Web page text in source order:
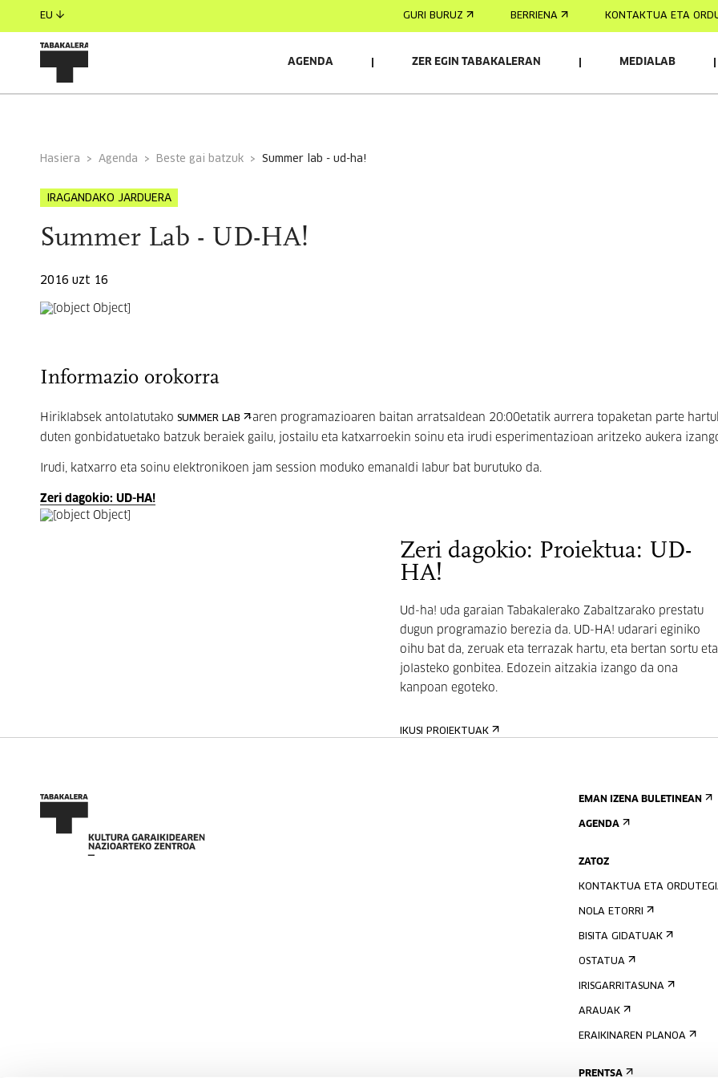
EU GURI BURUZ BERRIENA KONTAKTUA ETA
AGENDA ZER EGIN TABAKALERAN MEDIALAB
Hasiera Agenda Beste gai batzuk summer lab - ud-ha!
IRAGANDAKO JARDUERA
Summer Lab - UD-HA!
2016 uzt 16
Informazio orokorra
Hiriklabsek antolatutako SUMMER LAB
-aren programazioaren baitan arratsaldean 20:00etatik aurrera topaketan parte
duten gonbidatuetako batzuk beraiek gailu, jostailu eta katxarroekin soinu eta irudi esperimentazioan aritzeko aukera
Irudi, katxarro eta soinu elektronikoen jam session moduko emanaldi labur bat burutuko da.
Zeri dagokio: UD-HA!
Zeri dagokio: Proiektua: UD-
HA!
Ud-ha! uda garaian Tabakalerako Zabaltzarako prestatu
dugun programazio berezia da. UD-HA! udarari eginiko
oihu bat da, zeruak eta terrazak hartu, eta bertan sortu eta
jolasteko gonbitea. Edozein aitzakia izango da ona
kanpoan egoteko.
IKUSI PROIEKTUAK
EMAN IZENA BULETINEAN
AGENDA
ZATOZ
KONTAKTUA ETA
NOLA ETORRI
BISITA GIDATUAK
OSTATUA
IRISGARRITASUNA
ARAUAK
ERAIKINAREN PLANOA
PRENTSA